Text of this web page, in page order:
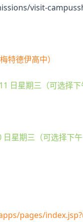
visit-
特德伊高中）
日星期三（可选择
星期三（可选择下
pages/